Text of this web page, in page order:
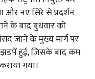
नए सिरे से प्रदर्शन
के बाद बुधवार को
जाने के मुख्य मार्ग पर
झड़पें हुई, जिसके बाद कम
गया।